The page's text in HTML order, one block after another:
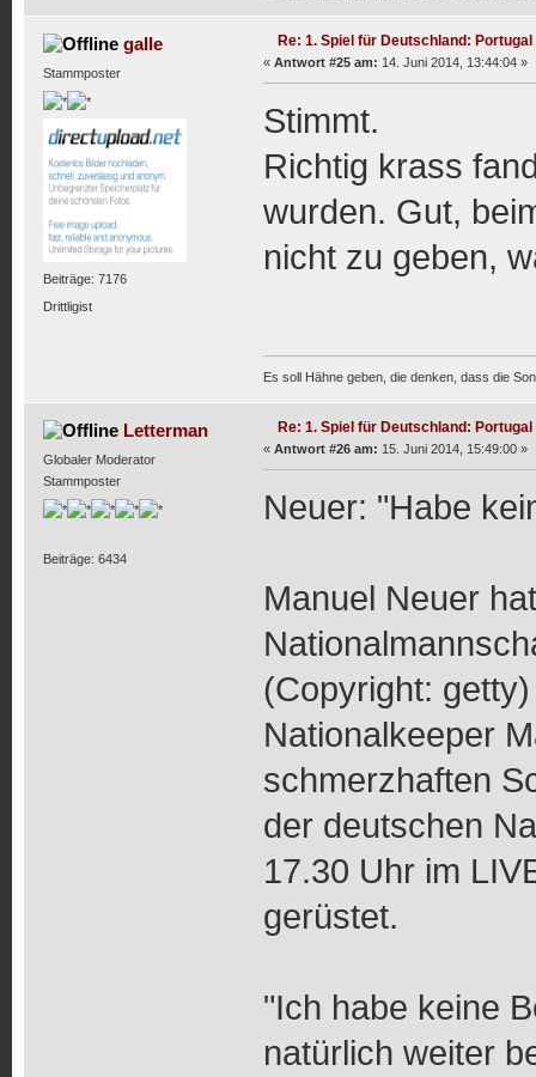
galle
Stammposter
Beiträge: 7176
Drittligist
Re: 1. Spiel für Deutschland: Portugal
« Antwort #25 am: 14. Juni 2014, 13:44:04 »
Stimmt.
Richtig krass
wurden. Gut,
nicht zu geben,
Es soll Hähne geben, die denken, dass die
Letterman
Globaler Moderator
Stammposter
Beiträge: 6434
Re: 1. Spiel für Deutschland: Portugal
« Antwort #26 am: 15. Juni 2014, 15:49:00 »
Neuer: "Habe
Manuel Neuer
(Copyright: getty)
Nationalkeeper
schmerzhaften
der deutschen
17.30 Uhr im
gerüstet.
"Ich habe keine
natürlich weiter